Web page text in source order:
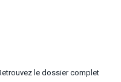
le dossier complet